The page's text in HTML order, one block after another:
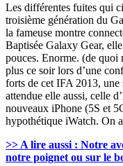
Les différentes fuites qui
troisième génération du
la fameuse montre
Baptisée Galaxy Gear,
pouces. Enorme. (de
plus ce soir lors d’une
forts de cet IFA 2013, une
attendue elle aussi, celle
nouveaux iPhone (5S et
hypothétique iWatch. On
>> A lire aussi : Notre
notre poignet ou sur le